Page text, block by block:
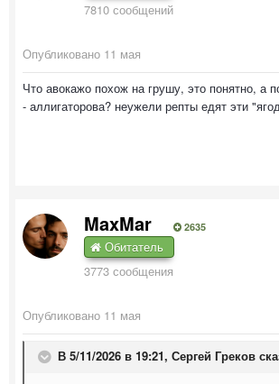
7810 сообщений
Опубликовано 11 мая
Что авокажо похож на грушу, это понятно, а
- аллигаторова? неужели репты едят эти
MaxMar 2635
Обитатель
3773 сообщения
Опубликовано 11 мая
В 5/11/2026 в 19:21, Сергей Греков